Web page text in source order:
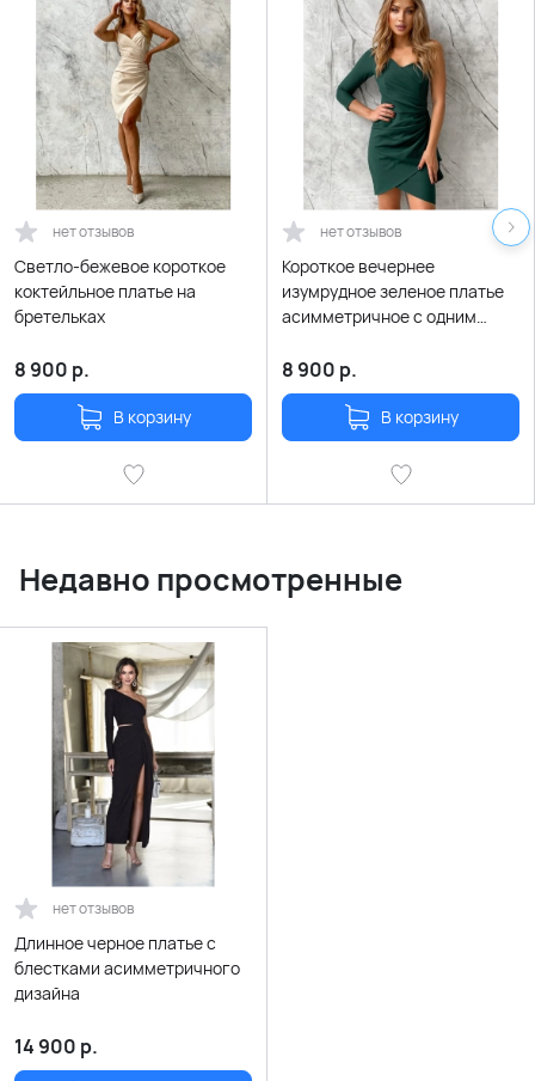
нет отзывов
Светло-бежевое короткое
коктейльное платье на
бретельках
8 900 р.
В корзину
нет отзывов
Короткое вечернее
изумрудное зеленое платье
асимметричное с одним
8 900 р.
В корзину
Недавно просмотренные
нет отзывов
Длинное черное платье с
блестками асимметричного
дизайна
14 900 р.